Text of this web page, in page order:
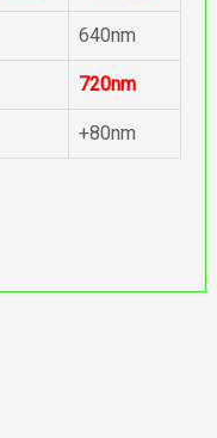
640nm
720nm
+80nm